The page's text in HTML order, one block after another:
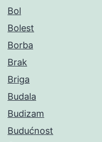
Bol
Bolest
Borba
Brak
Briga
Budala
Budizam
Budućnost